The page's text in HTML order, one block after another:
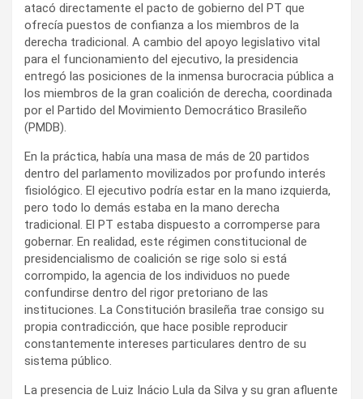
atacó directamente el pacto de gobierno del PT que
ofrecía puestos de confianza a los miembros de la
derecha tradicional. A cambio del apoyo legislativo vital
para el funcionamiento del ejecutivo, la presidencia
entregó las posiciones de la inmensa burocracia pública a
los miembros de la gran coalición de derecha, coordinada
por el Partido del Movimiento Democrático Brasileño
(PMDB).
En la práctica, había una masa de más de 20 partidos
dentro del parlamento movilizados por profundo interés
fisiológico. El ejecutivo podría estar en la mano izquierda,
pero todo lo demás estaba en la mano derecha
tradicional. El PT estaba dispuesto a corromperse para
gobernar. En realidad, este régimen constitucional de
presidencialismo de coalición se rige solo si está
corrompido, la agencia de los individuos no puede
confundirse dentro del rigor pretoriano de las
instituciones. La Constitución brasileña trae consigo su
propia contradicción, que hace posible reproducir
constantemente intereses particulares dentro de su
sistema público.
La presencia de Luiz Inácio Lula da Silva y su gran afluente